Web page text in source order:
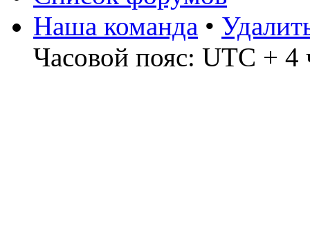
Наша команда •
Часовой пояс: UTC + 4